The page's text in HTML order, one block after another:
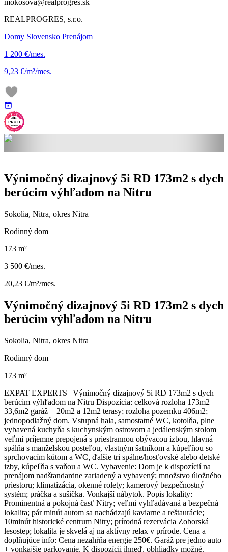
mokosova@realprogres.sk
REALPROGRES, s.r.o.
Domy Slovensko Prenájom
1 200 €/mes.
9,23 €/m²/mes.
Výnimočný dizajnový 5i RD 173m2 s dych
berúcim výhľadom na Nitru
Sokolia, Nitra, okres Nitra
Rodinný dom
173 m²
3 500 €/mes.
20,23 €/m²/mes.
Výnimočný dizajnový 5i RD 173m2 s dych
berúcim výhľadom na Nitru
Sokolia, Nitra, okres Nitra
Rodinný dom
173 m²
EXPAT EXPERTS | Výnimočný dizajnový 5i RD 173m2 s dych
berúcim výhľadom na Nitru Dispozícia: celková rozloha 173m2 +
33,6m2 garáž + 20m2 a 12m2 terasy; rozloha pozemku 406m2;
jednopodlažný dom. Vstupná hala, samostatné WC, kotolňa, plne
vybavená kuchyňa s kuchynským ostrovom a jedálenským stolom
veľmi príjemne prepojená s priestrannou obývacou izbou, hlavná
spálňa s manželskou posteľou, vlastným šatníkom a kúpeľňou so
sprchovacím kútom a WC, ďalšie tri spálne/hosťovské alebo detské
izby, kúpeľňa s vaňou a WC. Vybavenie: Dom je k dispozícií na
prenájom nadštandardne zariadený a vybavený; množstvo úložného
priestoru; klimatizácia, okenné rolety; kamerový bezpečnostný
systém; práčka a sušička. Vonkajší nábytok. Popis lokality:
Prominentná a pokojná časť Nitry; veľmi vyhľadávaná a bezpečná
lokalita; pár minút autom sa nachádzajú kaviarne a reštaurácie;
10minút historické centrum Nitry; prírodná rezervácia Zoborská
lesostep; lokalita je skvelá aj na aktívny relax v prírode. Cena a
doplňujúce info: Cena nezahŕňa energie 250€. Garáž pre jedno auto
+ vonkajšie parkovanie. K dispozícii ihneď, obhliadky možné.